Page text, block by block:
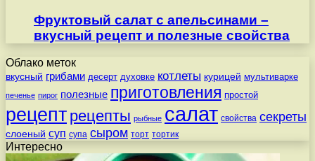
Фруктовый салат с апельсинами –
вкусный рецепт и полезные свойства
Облако меток
вкусный грибами десерт духовке котлеты курицей мультиварке
печенье пирог полезные приготовления простой
рецепт рецепты рыбные салат свойства секреты
слоеный суп супа сыром торт тортик
Интересно